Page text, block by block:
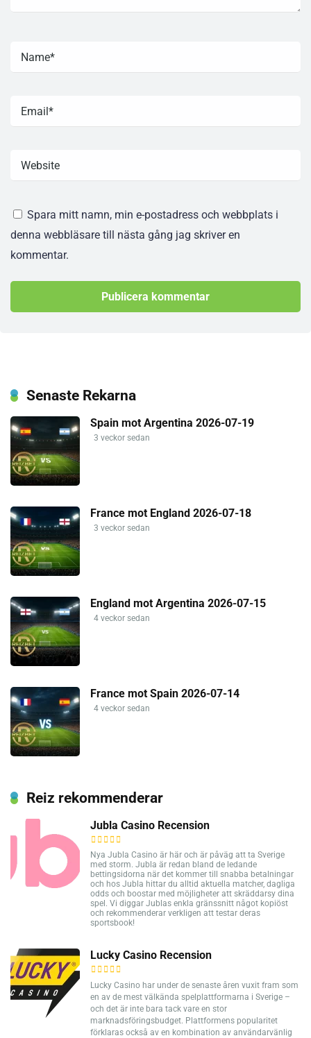
Spara mitt namn, min e-postadress och webbplats i
denna webbläsare till nästa gång jag skriver en
kommentar.
Senaste Rekarna
Spain mot Argentina 2026-07-19
3 veckor sedan
France mot England 2026-07-18
3 veckor sedan
England mot Argentina 2026-07-15
4 veckor sedan
France mot Spain 2026-07-14
4 veckor sedan
Reiz rekommenderar
Jubla Casino Recension
Nya Jubla Casino är här och är påväg att ta Sverige
med storm. Jubla är redan bland de ledande
bettingsidorna när det kommer till snabba betalningar
och hos Jubla hittar du alltid aktuella matcher, dagliga
odds och boostar med möjligheter att skräddarsy dina
spel. Vi diggar Jublas enkla gränssnitt något kopiöst
och rekommenderar verkligen att testar deras
sportsbook!
Lucky Casino Recension
Lucky Casino har under de senaste åren vuxit fram som
en av de mest välkända spelplattformarna i Sverige –
och det är inte bara tack vare en stor
marknadsföringsbudget. Plattformens popularitet
förklaras också av en kombination av användarvänlig